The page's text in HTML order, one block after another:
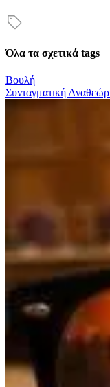
Όλα τα σχετικά tags
Βουλή
Συνταγματική